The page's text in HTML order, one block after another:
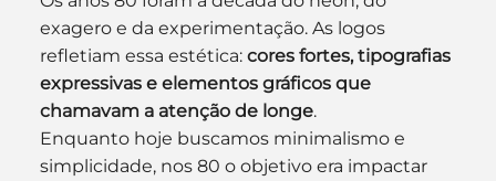
exagero e da experimentação. As logos
refletiam essa estética: cores fortes, tipografias
expressivas e elementos gráficos que
chamavam a atenção de longe.
Enquanto hoje buscamos minimalismo e
simplicidade, nos 80 o objetivo era impactar